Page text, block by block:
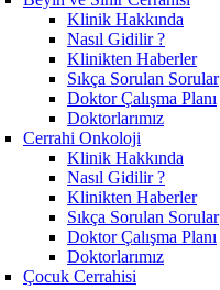
Klinik Hakkında
Nasıl Gidilir ?
Klinikten Haberler
Sıkça Sorulan Sorular
Doktor Çalışma Planı
Doktorlarımız
Cerrahi Onkoloji
Klinik Hakkında
Nasıl Gidilir ?
Klinikten Haberler
Sıkça Sorulan Sorular
Doktor Çalışma Planı
Doktorlarımız
Çocuk Cerrahisi